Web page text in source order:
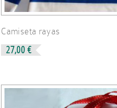
Camiseta rayas
27,00 €